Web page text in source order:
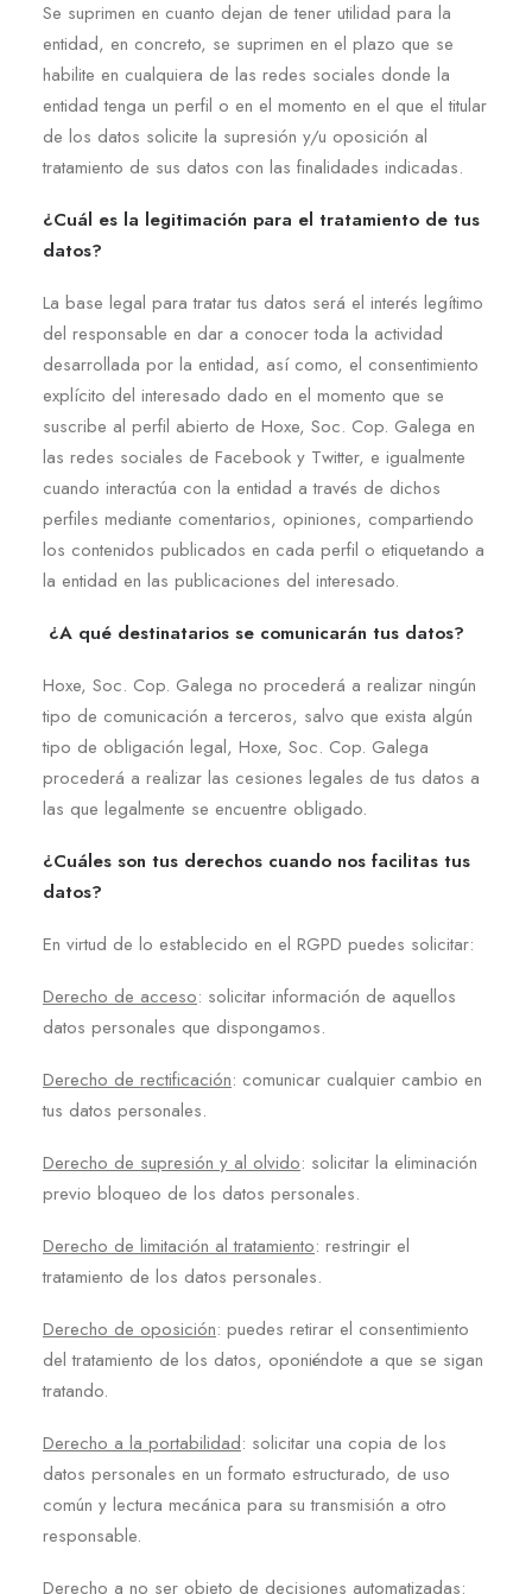
Se suprimen en cuanto dejan de tener utilidad para la
entidad, en concreto, se suprimen en el plazo que se
habilite en cualquiera de las redes sociales donde la
entidad tenga un perfil o en el momento en el que el titular
de los datos solicite la supresión y/u oposición al
tratamiento de sus datos con las finalidades indicadas.
¿Cuál es la legitimación para el tratamiento de tus
datos?
La base legal para tratar tus datos será el interés legítimo
del responsable en dar a conocer toda la actividad
desarrollada por la entidad, así como, el consentimiento
explícito del interesado dado en el momento que se
suscribe al perfil abierto de Hoxe, Soc. Cop. Galega en
las redes sociales de Facebook y Twitter, e igualmente
cuando interactúa con la entidad a través de dichos
perfiles mediante comentarios, opiniones, compartiendo
los contenidos publicados en cada perfil o etiquetando a
la entidad en las publicaciones del interesado.
¿A qué destinatarios se comunicarán tus datos?
Hoxe, Soc. Cop. Galega no procederá a realizar ningún
tipo de comunicación a terceros, salvo que exista algún
tipo de obligación legal, Hoxe, Soc. Cop. Galega
procederá a realizar las cesiones legales de tus datos a
las que legalmente se encuentre obligado.
¿Cuáles son tus derechos cuando nos facilitas tus
datos?
En virtud de lo establecido en el RGPD puedes solicitar:
Derecho de acceso: solicitar información de aquellos
datos personales que dispongamos.
Derecho de rectificación: comunicar cualquier cambio en
tus datos personales.
Derecho de supresión y al olvido: solicitar la eliminación
previo bloqueo de los datos personales.
Derecho de limitación al tratamiento: restringir el
tratamiento de los datos personales.
Derecho de oposición: puedes retirar el consentimiento
del tratamiento de los datos, oponiéndote a que se sigan
tratando.
Derecho a la portabilidad: solicitar una copia de los
datos personales en un formato estructurado, de uso
común y lectura mecánica para su transmisión a otro
responsable.
Derecho a no ser objeto de decisiones automatizadas: